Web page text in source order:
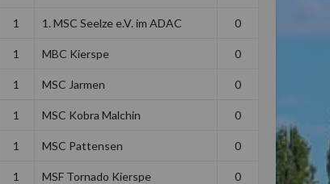
1 1. MSC Seelze e.V. im ADAC 0
1 MBC Kierspe 0
1 MSC Jarmen 0
1 MSC Kobra Malchin 0
1 MSC Pattensen 0
1 MSF Tornado Kierspe 0